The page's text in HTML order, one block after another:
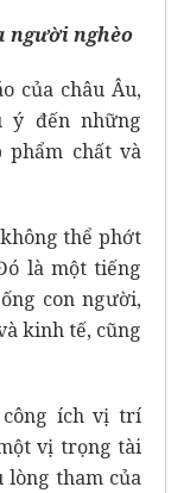
người nghèo
của châu Âu,
ý đến những
chất và
thể phớt
là một tiếng
con người,
kinh tế, cũng
ích vị trí
vị trọng tài
lòng tham của